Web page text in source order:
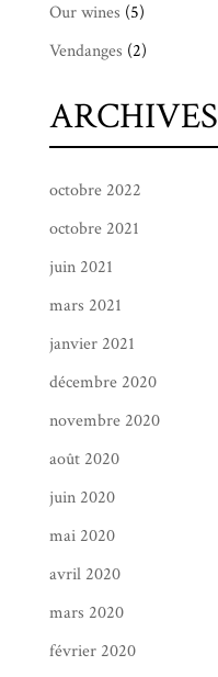
Our wines (5)
Vendanges (2)
ARCHIVES
octobre 2022
octobre 2021
juin 2021
mars 2021
janvier 2021
décembre 2020
novembre 2020
août 2020
juin 2020
mai 2020
avril 2020
mars 2020
février 2020